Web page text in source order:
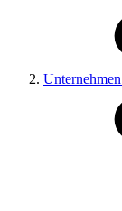
Unternehmen